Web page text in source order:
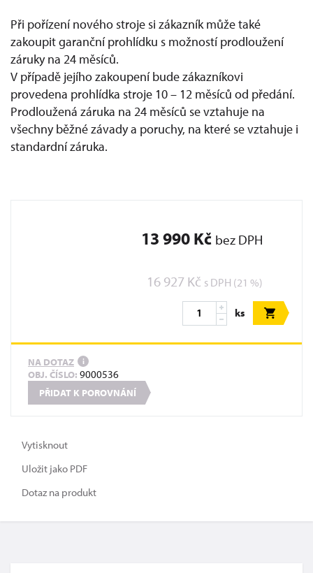
Při pořízení nového stroje si zákazník může také
zakoupit garanční prohlídku s možností prodloužení
záruky na 24 měsíců.
V případě jejího zakoupení bude zákazníkovi
provedena prohlídka stroje 10 – 12 měsíců od předání.
Prodloužená záruka na 24 měsíců se vztahuje na
všechny běžné závady a poruchy, na které se vztahuje i
standardní záruka.
13 990 Kč bez DPH
16 927 Kč s DPH (21 %)
ks
NA DOTAZ i
OBJ. ČÍSLO: 9000536
PŘIDAT K POROVNÁNÍ
Vytisknout
Uložit jako PDF
Dotaz na produkt